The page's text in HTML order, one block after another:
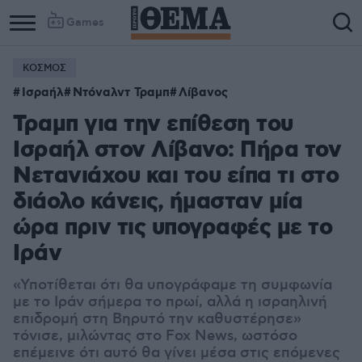
Games
Column
1
Column
2
ΚΟΣΜΟΣ
Ισραήλ Ντόναλντ Τραμπ Λίβανος
Τραμπ για την επίθεση του
Ισραήλ στον Λίβανο: Πήρα τον
Νετανιάχου και του είπα τι στο
διάολο κάνεις, ήμασταν μία
ώρα πριν τις υπογραφές με το
Ιράν
«Υποτίθεται ότι θα υπογράφαμε τη συμφωνία
με το Ιράν σήμερα το πρωί, αλλά η ισραηλινή
επιδρομή στη Βηρυτό την καθυστέρησε»
τόνισε, μιλώντας στο Fox News, ωστόσο
επέμεινε ότι αυτό θα γίνει μέσα στις επόμενες